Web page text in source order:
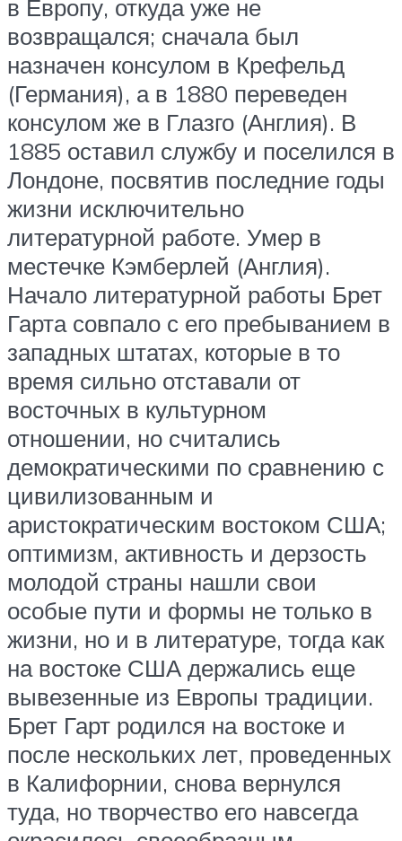
в Европу, откуда уже не
возвращался; сначала был
назначен консулом в Крефельд
(Германия), а в 1880 переведен
консулом же в Глазго (Англия). В
1885 оставил службу и поселился в
Лондоне, посвятив последние годы
жизни исключительно
литературной работе. Умер в
местечке Кэмберлей (Англия).
Начало литературной работы Брет
Гарта совпало с его пребыванием в
западных штатах, которые в то
время сильно отставали от
восточных в культурном
отношении, но считались
демократическими по сравнению с
цивилизованным и
аристократическим востоком США;
оптимизм, активность и дерзость
молодой страны нашли свои
особые пути и формы не только в
жизни, но и в литературе, тогда как
на востоке США держались еще
вывезенные из Европы традиции.
Брет Гарт родился на востоке и
после нескольких лет, проведенных
в Калифорнии, снова вернулся
туда, но творчество его навсегда